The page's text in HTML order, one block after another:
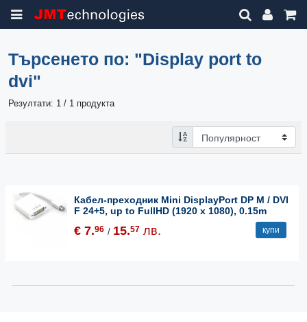
Търсенето по: "Display port to
dvi"
Резултати: 1 / 1 продукта
Кабел-преходник Mini DisplayPort DP M / DVI
F 24+5, up to FullHD (1920 x 1080), 0.15m
€ 7.96 / 15.57 лв. купи